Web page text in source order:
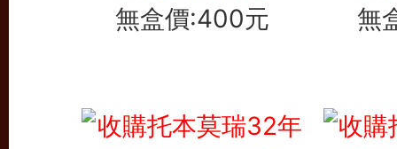
無盒價:400元
無